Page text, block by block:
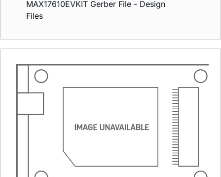
MAX17610EVKIT Gerber File - Design
Files